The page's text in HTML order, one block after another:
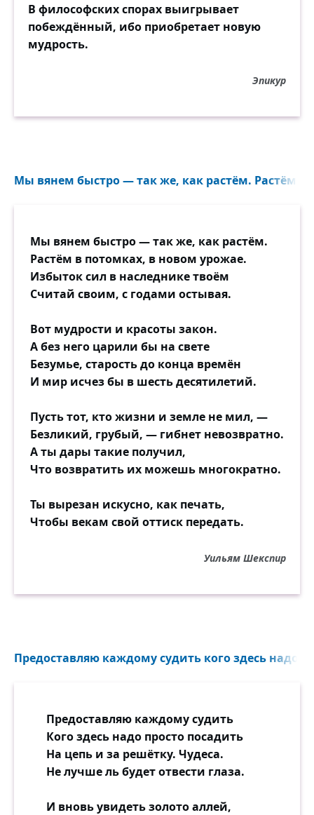
Значит, нету разлук.
Существует громадная встреча.
и, полны темноты и покоя,
В философских спорах выигрывает
побеждённый, ибо приобретает новую
мудрость.
Эпикур
Мы вянем быстро — так же, как растём. Растём в
Мы вянем быстро — так же, как растём.
Растём в потомках, в новом урожае.
Избыток сил в наследнике твоём
Считай своим, с годами остывая.
Вот мудрости и красоты закон.
А без него царили бы на свете
Безумье, старость до конца времён
И мир исчез бы в шесть десятилетий.
Пусть тот, кто жизни и земле не мил, —
Безликий, грубый, — гибнет невозвратно.
А ты дары такие получил,
Что возвратить их можешь многократно.
Ты вырезан искусно, как печать,
Чтобы векам свой оттиск передать.
Уильям Шекспир
Предоставляю каждому судить кого здесь надо
Предоставляю каждому судить
Кого здесь надо просто посадить
На цепь и за решётку. Чудеса.
Не лучше ль будет отвести глаза.
И вновь увидеть золото аллей,